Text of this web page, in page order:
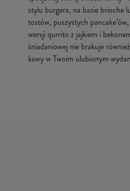
stylu burgera, na bazie brioche
tostów, puszystych
wersji qurrito z jajkiem i
śniadaniowej nie brakuje
kawy w Twoim ulubionym